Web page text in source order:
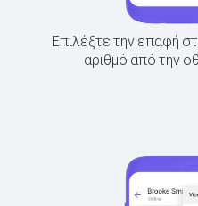
Επιλέξτε την επαφή
αριθμό από την